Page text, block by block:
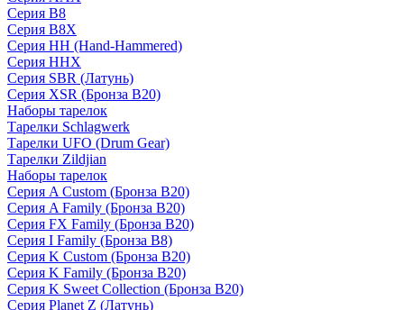
Серия B8
Серия B8X
Серия HH (Hand-Hammered)
Серия HHX
Серия SBR (Латунь)
Серия XSR (Бронза B20)
Наборы тарелок
Тарелки Schlagwerk
Тарелки UFO (Drum Gear)
Тарелки Zildjian
Наборы тарелок
Серия A Custom (Бронза B20)
Серия A Family (Бронза B20)
Серия FX Family (Бронза B20)
Серия I Family (Бронза B8)
Серия K Custom (Бронза B20)
Серия K Family (Бронза B20)
Серия K Sweet Collection (Бронза B20)
Серия Planet Z (Латунь)